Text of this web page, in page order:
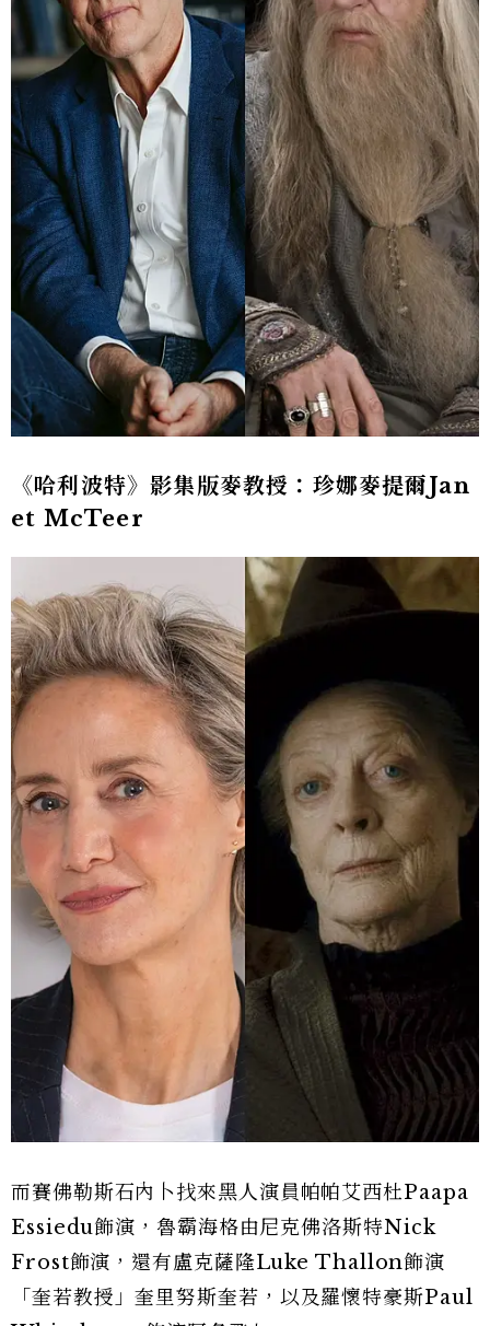
《哈利波特》影集版麥教授：珍娜麥提爾Jan
et McTeer
而賽佛勒斯石內卜找來黑人演員帕帕艾西杜Paapa
Essiedu飾演，魯霸海格由尼克佛洛斯特Nick
Frost飾演，還有盧克薩隆Luke Thallon飾演
「奎若教授」奎里努斯奎若，以及羅懷特豪斯Paul